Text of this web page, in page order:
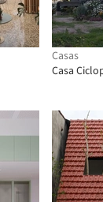
Casas
Casa